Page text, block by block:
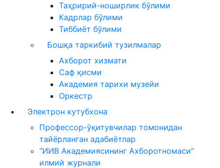
Таҳририй-ноширлик бўлими
Кадрлар бўлими
Тиббиёт бўлими
Бошқа таркибий тузилмалар
Ахборот хизмати
Саф қисми
Академия тарихи музейи
Оркестр
Электрон кутубхона
Профессор-ўқитувчилар томонидан
тайёрланган адабиётлар
“ИИВ Академиясининг Ахборотномаси”
илмий журнали